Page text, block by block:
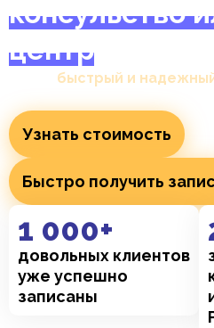
консульство
центр
быстрый и
Узнать стоимость
Быстро получить
довольных клиентов
уже успешно
записаны
1 000+